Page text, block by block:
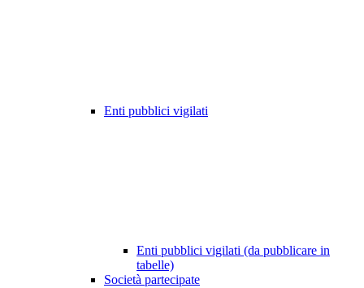
Enti pubblici vigilati
Enti pubblici vigilati (da pubblicare in
tabelle)
Società partecipate